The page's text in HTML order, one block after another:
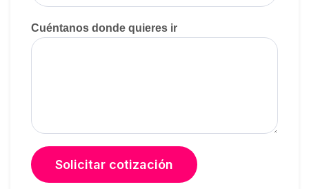
Cuéntanos donde quieres ir